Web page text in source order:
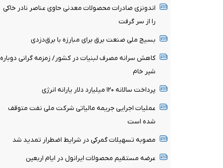
اندونزی صادرات محصولات معدنی حاوی عناصر نادر خاکی
را از سر گرفت
بسیج ملی صنعت برق برای مبارزه با برق‌دزدی
کاهش سرانه مصرف لبنیات در کشور/ زمزمه گرانی دوباره
شیر خام
پرداخت سالانه ۱۲۰ میلیارد دلار یارانه انرژی
عملیات اجرایی جریمه مالیاتی شرکت ملی نفت متوقف
شده است
مصوبه تسهیلات گمرکی در شرایط اضطرار تمدید شد
عرضه مستقیم محصولات ایرانول در ایام اربعین